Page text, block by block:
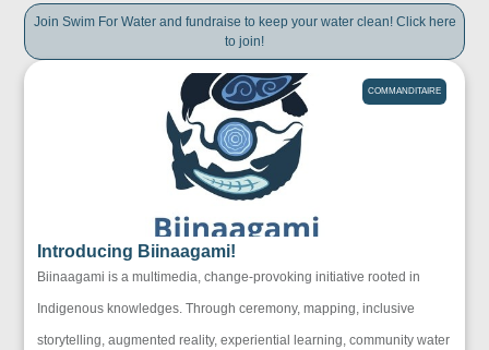
Join Swim For Water and fundraise to keep your water clean! Click here
to join!
COMMANDITAIRE
Introducing Biinaagami!
Biinaagami is a multimedia, change-provoking initiative rooted in
Indigenous knowledges. Through ceremony, mapping, inclusive
storytelling, augmented reality, experiential learning, community water